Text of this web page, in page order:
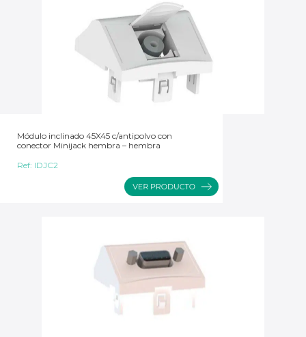
Módulo inclinado 45X45 c/antipolvo con
conector Minijack hembra – hembra
Ref: IDJC2